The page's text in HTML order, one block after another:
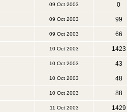
09 Oct 2003 0
09 Oct 2003 99
09 Oct 2003 66
10 Oct 2003 1423
10 Oct 2003 43
10 Oct 2003 48
10 Oct 2003 88
11 Oct 2003 1429